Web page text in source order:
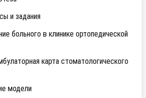
и задания
больного в клинике ортопедической
карта стоматологического
модели